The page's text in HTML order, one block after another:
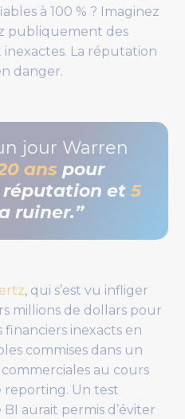
à 100 % ? Imaginez
publiquement des
La réputation
danger.
jour Warren
ans pour
réputation et 5
ruiner.”
, qui s’est vu infliger
millions de dollars pour
inexacts en
commises dans un
au cours
reporting. Un test
aurait permis d’éviter